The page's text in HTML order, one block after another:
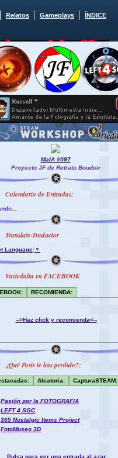
Relatos Gameplays
ÍNDICE
MaIA #097
Proyecto JF de Retrato Boudoir
Calendario de Entradas:
Translate-Traductor
Language ▼
Variedalia en FACEBOOK
RECOMIENDA:
-->Haz click y recomienda<--
¿Qué Posts te has perdido?:
Aleatoria: CapturaSTEAM:
Pasión por la FOTOGRAFIA
LEFT 4 SGC
365 Nostalgic Items Project
FotoMuseo 3D
Pulsa para ver una entrada al azar